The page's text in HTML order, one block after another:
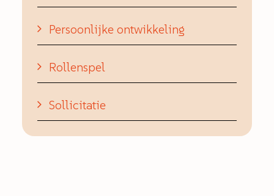
Persoonlijke ontwikkeling
Rollenspel
Sollicitatie